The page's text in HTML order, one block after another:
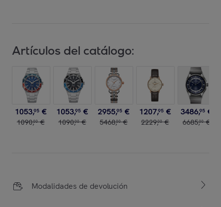
Artículos del catálogo:
1053,95 €
1090,00 €
1053,95 €
1090,00 €
2955,95 €
5468,00 €
1207,95 €
2229,00 €
3486,95 €
6685,00 €
Modalidades de devolución